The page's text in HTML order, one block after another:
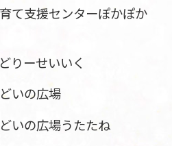
支援センターぽかぽか
ーせいいく
の広場
の広場うたたね